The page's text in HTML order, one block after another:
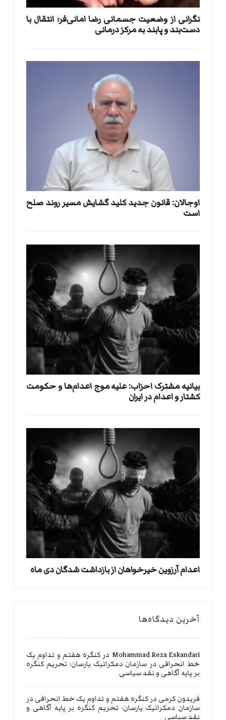
نگرانی از وضعیت جسمانی رضا امانی‌فر؛ انتقال با
دست‌بند و پابند به مرکز درمانی
اوجالان: قانون جدید کلید گشایش مسیر روند صلح
است
بيانيه مشترک احزاب: علیه موج اعدام‌ها و حکومت
کشتار و اعدام در ایران
اعدام آرزوین خیرخواهان از بازداشت شدگان دی ماه
آخرین دیدگاه‌ها
Mohammad Reza Eskandari در کنگره هفتم و تداوم یک
خط انحرافی در سازمان دمکراتیک یارسان؛ تحریم کنگره
بر پایه آگاهی و نقد سیاسی
فریدون کرمی درکنگره هفتم و تداوم یک خط انحرافی در
سازمان دمکراتیک یارسان؛ تحریم کنگره بر پایه آگاهی و
نقد سیاسی